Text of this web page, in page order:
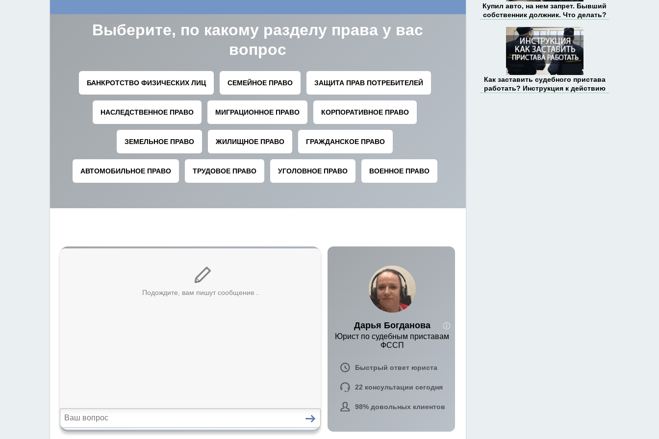
Купил авто, на нем запрет. Бывший
собственник должник. Что делать?
Как заставить судебного пристава
работать? Инструкция к действию